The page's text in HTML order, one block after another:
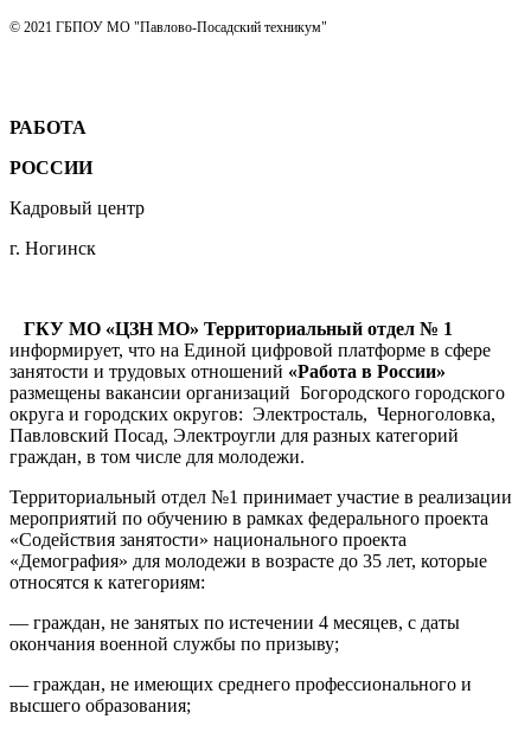
© 2021 ГБПОУ МО "Павлово-Посадский техникум"
РАБОТА
РОССИИ
Кадровый центр
г. Ногинск
ГКУ МО «ЦЗН МО» Территориальный отдел № 1
информирует, что на Единой цифровой платформе в сфере
занятости и трудовых отношений «Работа в России»
размещены вакансии организаций Богородского городского
округа и городских округов: Электросталь, Черноголовка,
Павловский Посад, Электроугли для разных категорий
граждан, в том числе для молодежи.
Территориальный отдел №1 принимает участие в реализации
мероприятий по обучению в рамках федерального проекта
«Содействия занятости» национального проекта
«Демография» для молодежи в возрасте до 35 лет, которые
относятся к категориям:
— граждан, не занятых по истечении 4 месяцев, с даты
окончания военной службы по призыву;
— граждан, не имеющих среднего профессионального и
высшего образования;